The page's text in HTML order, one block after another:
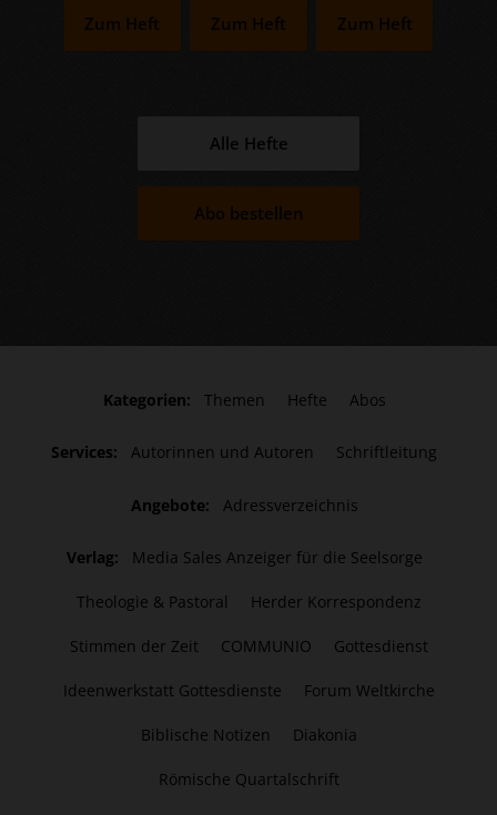
Zum Heft Zum Heft Zum Heft
Alle Hefte
Abo bestellen
Kategorien: Themen Hefte Abos
Services: Autorinnen und Autoren Schriftleitung
Angebote: Adressverzeichnis
Verlag: Media Sales Anzeiger für die Seelsorge
Theologie & Pastoral Herder Korrespondenz
Stimmen der Zeit COMMUNIO Gottesdienst
Ideenwerkstatt Gottesdienste Forum Weltkirche
Biblische Notizen Diakonia
Römische Quartalschrift